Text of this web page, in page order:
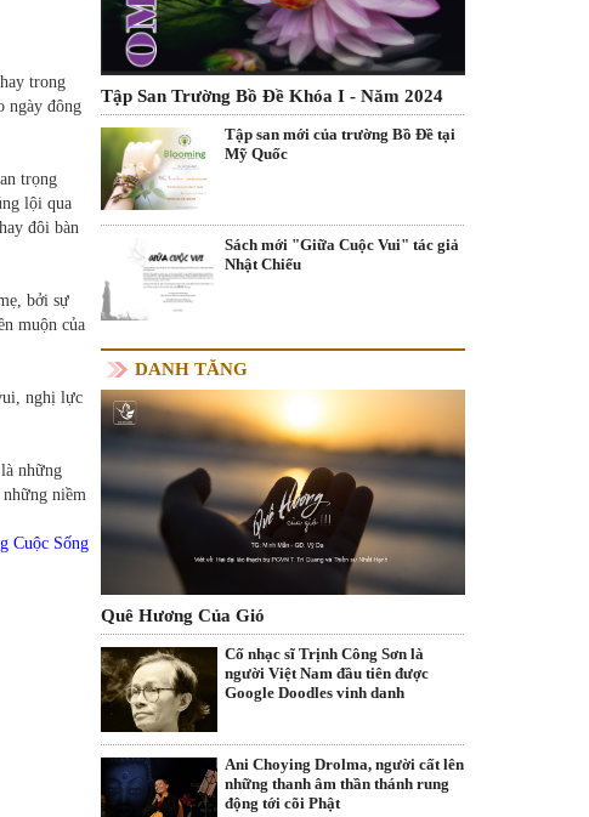
trong
ngày đông
trọng
lội qua
đôi bàn
bởi sự
muộn của
nghị lực
những
niềm
Cuộc Sống
Tập San Trường Bồ Đề Khóa I - Năm 2024
Tập san mới của trường Bồ Đề tại
Mỹ Quốc
Sách mới "Giữa Cuộc Vui" tác giả
Nhật Chiếu
DANH TĂNG
Quê Hương Của Gió
Cố nhạc sĩ Trịnh Công Sơn là
người Việt Nam đầu tiên được
Google Doodles vinh danh
Ani Choying Drolma, người cất lên
những thanh âm thần thánh rung
động tới cõi Phật